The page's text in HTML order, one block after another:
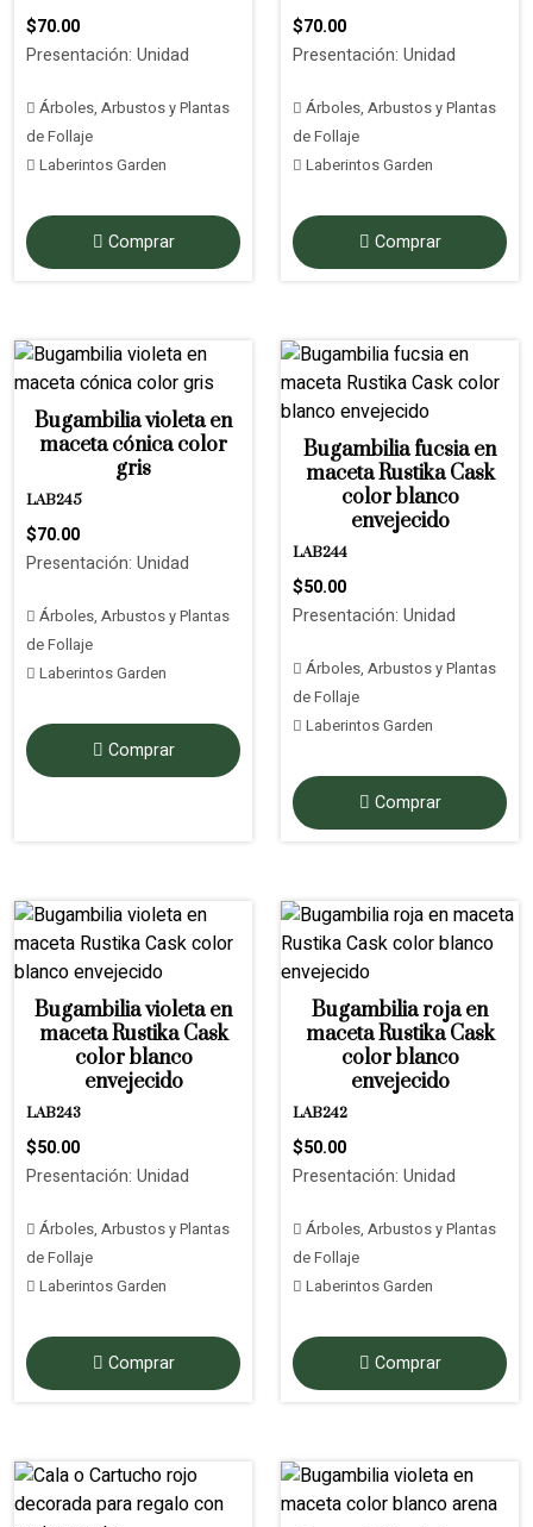
$70.00
Presentación: Unidad
Árboles, Arbustos y Plantas
de Follaje
Laberintos Garden
Comprar
$70.00
Presentación: Unidad
Árboles, Arbustos y Plantas
de Follaje
Laberintos Garden
Comprar
Bugambilia violeta en
maceta cónica color
gris
LAB245
$70.00
Presentación: Unidad
Árboles, Arbustos y Plantas
de Follaje
Laberintos Garden
Comprar
Bugambilia fucsia en
maceta Rustika Cask
color blanco
envejecido
LAB244
$50.00
Presentación: Unidad
Árboles, Arbustos y Plantas
de Follaje
Laberintos Garden
Comprar
Bugambilia violeta en
maceta Rustika Cask
color blanco
envejecido
LAB243
$50.00
Presentación: Unidad
Árboles, Arbustos y Plantas
de Follaje
Laberintos Garden
Comprar
Bugambilia roja en
maceta Rustika Cask
color blanco
envejecido
LAB242
$50.00
Presentación: Unidad
Árboles, Arbustos y Plantas
de Follaje
Laberintos Garden
Comprar